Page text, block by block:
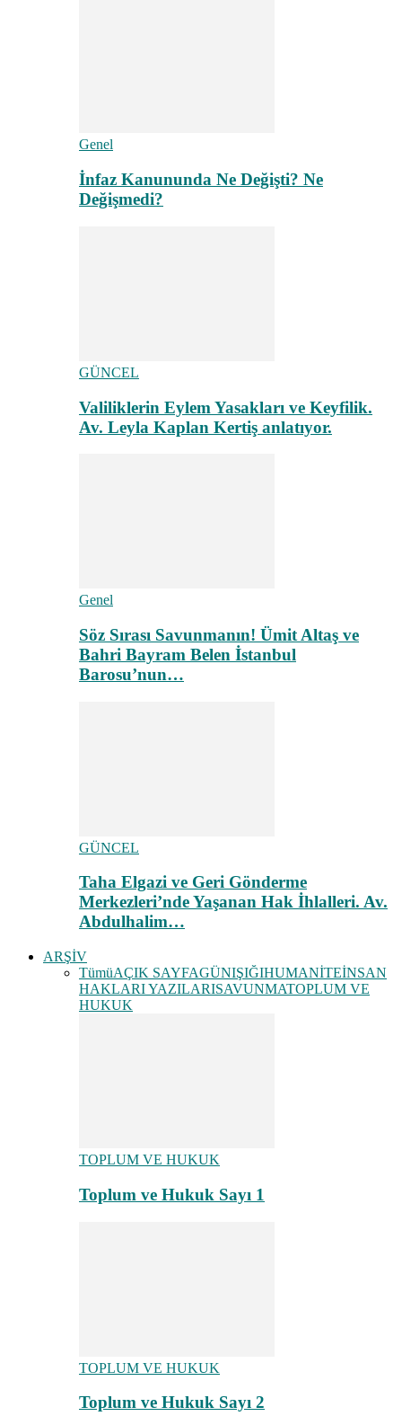
Genel
İnfaz Kanununda Ne Değişti? Ne
Değişmedi?
GÜNCEL
Valiliklerin Eylem Yasakları ve Keyfilik.
Av. Leyla Kaplan Kertiş anlatıyor.
Genel
Söz Sırası Savunmanın! Ümit Altaş ve
Bahri Bayram Belen İstanbul
Barosu’nun…
GÜNCEL
Taha Elgazi ve Geri Gönderme
Merkezleri’nde Yaşanan Hak İhlalleri. Av.
Abdulhalim…
ARŞİV
TümüAÇIK SAYFAGÜNIŞIĞIHUMANİTEİNSAN
HAKLARI YAZILARISAVUNMATOPLUM VE
HUKUK
TOPLUM VE HUKUK
Toplum ve Hukuk Sayı 1
TOPLUM VE HUKUK
Toplum ve Hukuk Sayı 2